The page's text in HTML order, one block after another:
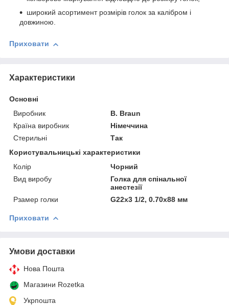
широкий асортимент розмірів голок за калібром і
довжиною.
Приховати
Характеристики
Основні
Виробник
B. Braun
Країна виробник
Німеччина
Стерильні
Так
Користувальницькі характеристики
Колір
Чорний
Вид виробу
Голка для спінальної
анестезії
Рзамер голки
G22x3 1/2, 0.70x88 мм
Приховати
Умови доставки
Нова Пошта
Магазини Rozetka
Укрпошта